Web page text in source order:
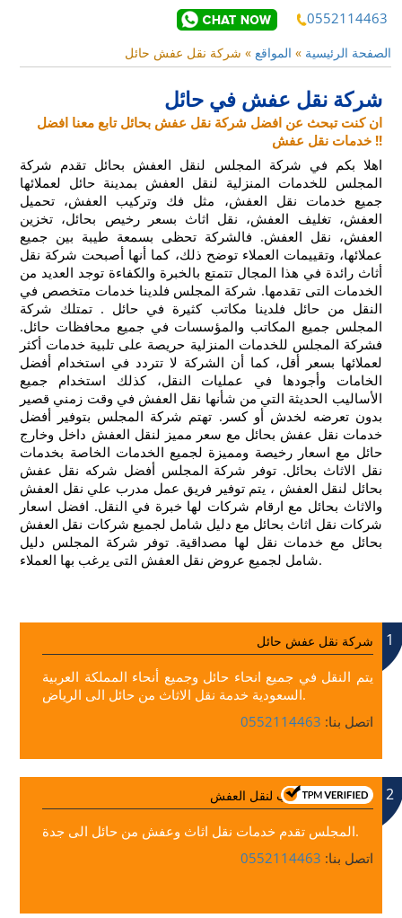
0552114463
الصفحة الرئيسية » المواقع » شركة نقل عفش حائل
شركة نقل عفش في حائل
ان كنت تبحث عن افضل شركة نقل عفش بحائل تابع معنا افضل
خدمات نقل عفش !!
اهلا بكم في شركة المجلس لنقل العفش بحائل تقدم شركة
المجلس للخدمات المنزلية لنقل العفش بمدينة حائل لعملائها
جميع خدمات نقل العفش، مثل فك وتركيب العفش، تحميل
العفش، تغليف العفش، نقل اثاث بسعر رخيص بحائل، تخزين
العفش، نقل العفش. فالشركة تحظى بسمعة طيبة بين جميع
عملائها، وتقييمات العملاء توضح ذلك، كما أنها أصبحت شركة نقل
أثاث رائدة في هذا المجال تتمتع بالخبرة والكفاءة توجد العديد من
الخدمات التى تقدمها. شركة المجلس فلدينا خدمات متخصص في
النقل من حائل فلدينا مكاتب كثيرة في حائل . تمتلك شركة
المجلس جميع المكاتب والمؤسسات في جميع محافظات حائل.
فشركة المجلس للخدمات المنزلية حريصة على تلبية خدمات أكثر
لعملائها بسعر أقل، كما أن الشركة لا تتردد في استخدام أفضل
الخامات وأجودها في عمليات النقل، كذلك استخدام جميع
الأساليب الحديثة التي من شأنها نقل العفش في وقت زمني قصير
بدون تعرضه لخدش أو كسر. تهتم شركة المجلس بتوفير أفضل
خدمات نقل عفش بحائل مع سعر مميز لنقل العفش داخل وخارج
حائل مع اسعار رخيصة ومميزة لجميع الخدمات الخاصة بخدمات
نقل الاثاث بحائل. توفر شركة المجلس أفضل شركه نقل عفش
بحائل لنقل العفش ، يتم توفير فريق عمل مدرب علي نقل العفش
والاثاث بحائل مع ارقام شركات لها خبرة في النقل. افضل اسعار
شركات نقل اثاث بحائل مع دليل شامل لجميع شركات نقل العفش
بحائل مع خدمات نقل لها مصداقية. توفر شركة المجلس دليل
شامل لجميع عروض نقل العفش التى يرغب بها العملاء.
1 شركة نقل عفش حائل
يتم النقل في جميع انحاء حائل وجميع أنحاء المملكة العربية
السعودية خدمة نقل الاثاث من حائل الى الرياض.
اتصل بنا: 0552114463
2 افضل فريق مدرب لنقل العفش
المجلس تقدم خدمات نقل اثاث وعفش من حائل الى جدة.
اتصل بنا: 0552114463